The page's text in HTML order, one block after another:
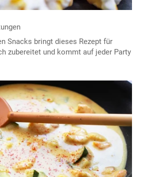
Snacks bringt dieses Rezept für
zubereitet und kommt auf jeder Party